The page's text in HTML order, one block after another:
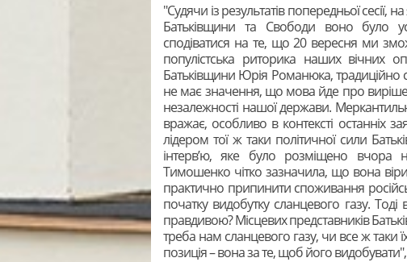
"Судячи із результатів попередньої сесії,
Батьківщини та Свободи воно було
сподіватися на те, що 20 вересня ми
популістська риторика наших вічних
Батьківщини Юрія Романюка, традиційно
не має значення, що мова йде про
незалежності нашої держави.
вражає, особливо в контексті останніх
лідером тої ж таки політичної сили
інтерв’ю, яке було розміщено вчора
Тимошенко чітко зазначила, що вона
практично припинити споживання
початку видобутку сланцевого газу.
правдивою? Місцевих представників
треба нам сланцевого газу, чи все ж таки
позиція – вона за те, щоб його